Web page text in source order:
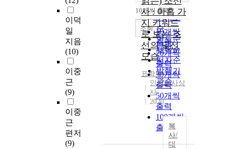
이덕
일
지음
(10)
이중
근
(9)
이중
근
편저
(9)
순
인기도
순
연도순
제목순
저자순
발행기
관순
내림차순
10개씩 출력
10개씩
출력
20개씩
출력
30개씩
출력
50개씩
출력
100개씩
출력
조회
사 : 아홉 가
지 키워드
로 보는 조
선의 낯선
모습
표학렬
인물과사상
사
2020
복
사/
대